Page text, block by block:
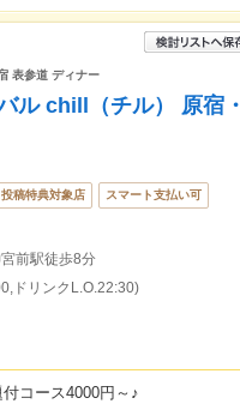
表参道 ディナー
ル chill（チル） 原宿・
稿特典対象店 スマート支払い可
前駅徒歩8分
ドリンクL.O.22:30)
コース4000円～♪